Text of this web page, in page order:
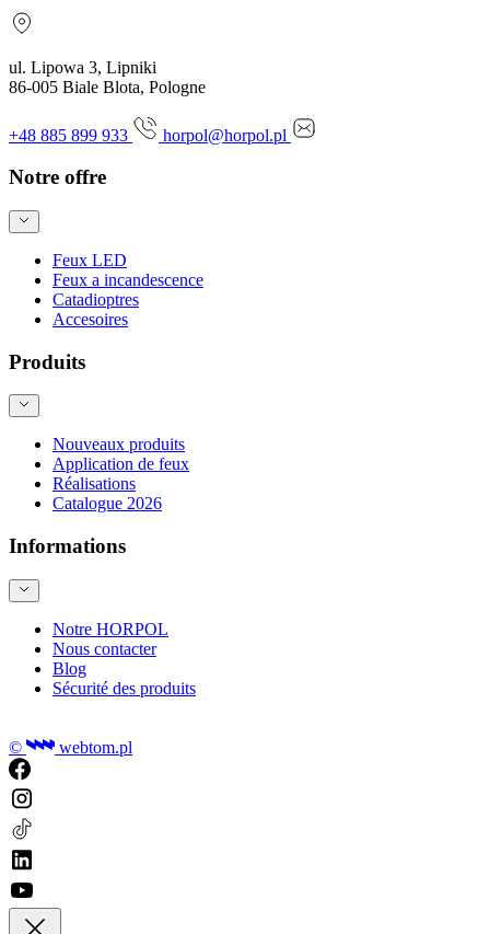
ul. Lipowa 3, Lipniki
86-005 Biale Blota, Pologne
+48 885 899 933 horpol@horpol.pl
Notre offre
Feux LED
Feux a incandescence
Catadioptres
Accesoires
Produits
Nouveaux produits
Application de feux
Réalisations
Catalogue 2026
Informations
Notre HORPOL
Nous contacter
Blog
Sécurité des produits
© webtom.pl